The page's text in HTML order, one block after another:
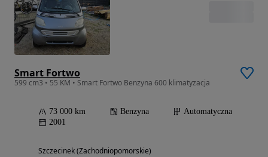
Smart Fortwo
599 cm3 • 55 KM • Smart Fortwo Benzyna 600 klimatyzacja
73 000 km Benzyna
Automatyczna
2001
Szczecinek (Zachodniopomorskie)